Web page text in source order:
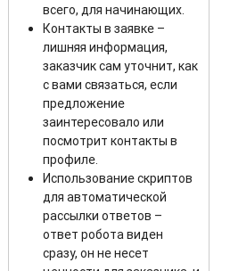
всего, для начинающих.
Контакты в заявке –
лишняя информация,
заказчик сам уточнит, как
с вами связаться, если
предложение
заинтересовало или
посмотрит контакты в
профиле.
Использование скриптов
для автоматической
рассылки ответов –
ответ робота виден
сразу, он не несет